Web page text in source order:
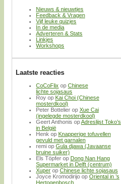
Nieuws & nieuwtjes
Feedback & Vragen
Vijf leuke quizjes
In de media
Adverteren & Stats
Linkjes
Workshops
Laatste reacties
CoCoFlix op Chinese
lichte sojasaus
Roy op Kai Choi (Chinese
mosterdkool)
Peter Bottelier op Xue Cai
(ingelegde mosterdkool)
Geert Anthonis opAdreslijst Toko’s
in België
Henk op Knapperige tofuvellen
gevuld met garnalen
remi op Gula djawa (Javaanse
bruine suiker)
Els Töpfer op Dong Nan Hang
Supermarket in Delft (centrum)
Xuper op Chinese lichte sojasaus
Joyce Kromodirijo op Oriental in ’s
Hertogenbosch